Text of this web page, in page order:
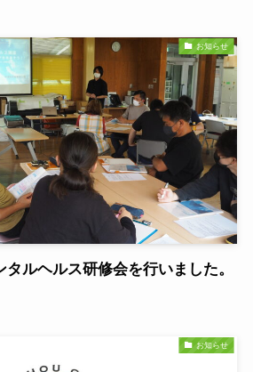
お知らせ
ルヘルス研修会を行いました。
お知らせ